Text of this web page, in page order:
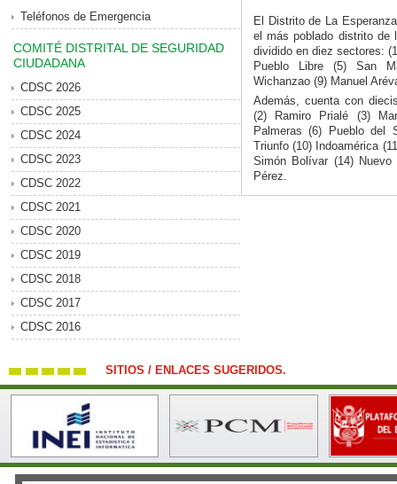
Teléfonos de Emergencia
COMITÉ DISTRITAL DE SEGURIDAD
CIUDADANA
CDSC 2026
CDSC 2025
CDSC 2024
CDSC 2023
CDSC 2022
CDSC 2021
CDSC 2020
CDSC 2019
CDSC 2018
CDSC 2017
CDSC 2016
El Distrito de La
el más poblado distrito de
dividido en diez sectores:
Pueblo Libre (5) San
Wichanzao (9) Manuel
Además, cuenta con
(2) Ramiro Prialé (3)
Palmeras (6) Pueblo del
Triunfo (10) Indoamérica
Simón Bolívar (14) Nuevo
Pérez.
SITIOS / ENLACES SUGERIDOS.